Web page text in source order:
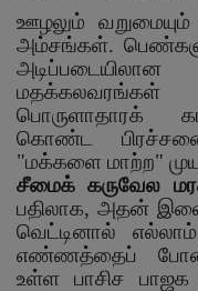
ஊழலும் வறுமையும்
அம்சங்கள்.
பொருளாதாரக்
கொண்ட
"மக்களை மாற்ற"
சீமைக் கருவேல
பதிலாக, அதன்
வெட்டினால்
எண்ணத்தைப்
உள்ள பாசிச பாஜக